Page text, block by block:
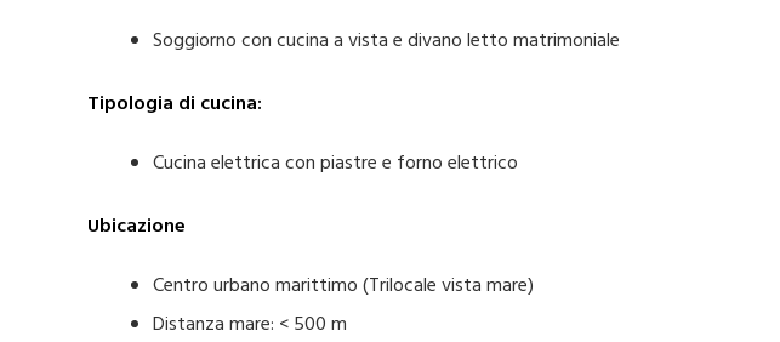
Soggiorno con cucina a vista e divano letto matrimoniale
Tipologia di cucina:
Cucina elettrica con piastre e forno elettrico
Ubicazione
Centro urbano marittimo (Trilocale vista mare)
Distanza mare: < 500 m